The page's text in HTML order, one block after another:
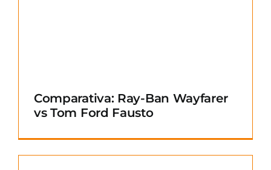
Comparativa: Ray-Ban Wayfarer
vs Tom Ford Fausto